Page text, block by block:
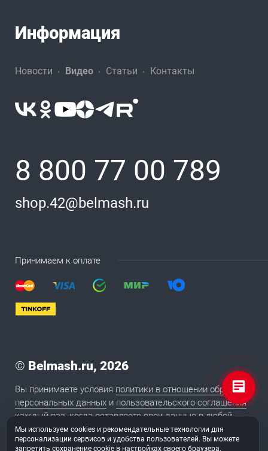
Информация
Новости Видео Статьи Контакты
8 800 77 00 789
shop.42@belmash.ru
Принимаем к оплате
© Belmash.ru, 2026
Вы принимаете условия политики в отношении обработки
персональных данных и пользовательского соглашения
каждый раз, когда оставляете свои данные в любой
форме обратной связи на сайте BELMASH.RU
Мы используем cookies и рекомендательные технологии для
персонализации сервисов и удобства пользователей. Вы можете
запретить сохранение cookie в настройках своего браузера.